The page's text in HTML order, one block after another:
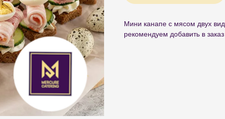
Мини канапе с мясом двух
рекомендуем добавить в